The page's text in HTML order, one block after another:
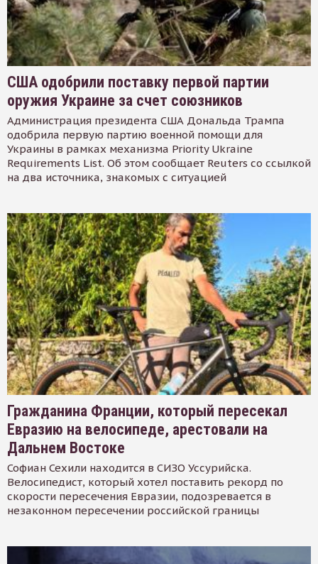
США одобрили поставку первой партии
оружия Украине за счет союзников
Администрация президента США Дональда Трампа
одобрила первую партию военной помощи для
Украины в рамках механизма Priority Ukraine
Requirements List. Об этом сообщает Reuters со ссылкой
на два источника, знакомых с ситуацией
Гражданина Франции, который пересекал
Евразию на велосипеде, арестовали на
Дальнем Востоке
Софиан Сехили находится в СИЗО Уссурийска.
Велосипедист, который хотел поставить рекорд по
скорости пересечения Евразии, подозревается в
незаконном пересечении российской границы